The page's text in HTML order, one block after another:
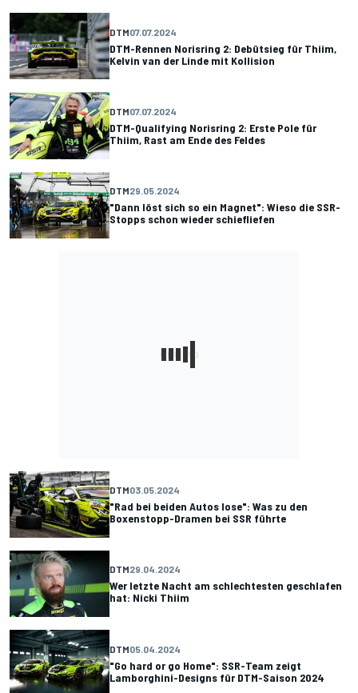
DTM07.07.2024
DTM-Rennen Norisring 2: Debütsieg für Thiim,
Kelvin van der Linde mit Kollision
DTM07.07.2024
DTM-Qualifying Norisring 2: Erste Pole für
Thiim, Rast am Ende des Feldes
DTM29.05.2024
"Dann löst sich so ein Magnet": Wieso die SSR-
Stopps schon wieder schiefliefen
DTM03.05.2024
"Rad bei beiden Autos lose": Was zu den
Boxenstopp-Dramen bei SSR führte
DTM29.04.2024
Wer letzte Nacht am schlechtesten geschlafen
hat: Nicki Thiim
DTM05.04.2024
"Go hard or go Home": SSR-Team zeigt
Lamborghini-Designs für DTM-Saison 2024